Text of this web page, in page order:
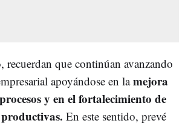
que continúan avanzando
apoyándose en lamejora
y en el fortalecimiento de
En este sentido, prevé